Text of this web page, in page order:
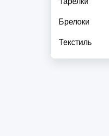
Брелоки
Текстиль